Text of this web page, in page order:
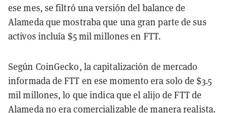
ese mes, se filtró una versión del balance de
Alameda que mostraba que una gran parte de sus
activos incluía $5 mil millones en FTT.
Según CoinGecko, la capitalización de mercado
informada de FTT en ese momento era solo de $3.5
mil millones, lo que indica que el alijo de FTT de
Alameda no era comercializable de manera realista.